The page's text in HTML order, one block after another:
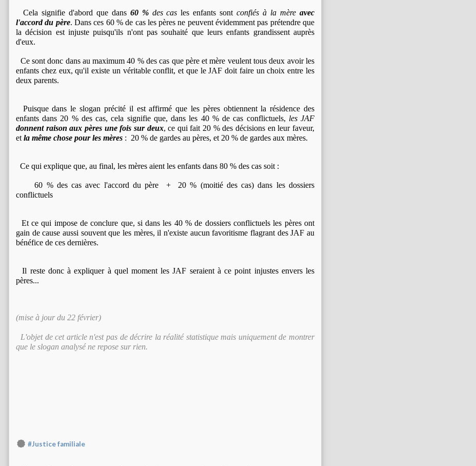
Cela signifie d'abord que dans 60 %des cas les enfants sontconfiés à la mèreavec
l'accord du père. Dans ces 60 % de cas les pères ne peuvent évidemment pas prétendre que
la décision est injuste puisqu'ils n'ont pas souhaité que leurs enfants grandissent auprès
d'eux.
Ce sont donc dans au maximum 40 % des cas que père et mère veulent tous deux avoir les
enfants chez eux, qu'il existe un véritable conflit, et que le JAF doit faire un choix entre les
deux parents.
Puisque dans le slogan précité il est affirmé que les pères obtiennent la résidence des
enfants dans 20 % des cas, cela signifie que, dans les 40 % de cas conflictuels, les JAF
donnent raison aux pères une fois sur deux, ce qui fait 20 % des décisions en leur faveur,
et la même chose pour les mères : 20 % de gardes au pères, et 20 % de gardes aux mères.
Ce qui explique que, au final, les mères aient les enfants dans 80 % des cas soit :
60 % des cas avec l'accord du père + 20 % (moitié des cas) dans les dossiers
conflictuels
Et ce qui impose de conclure que, si dans les 40 % de dossiers conflictuels les pères ont
gain de cause aussi souvent que les mères, il n'existe aucun favoritisme flagrant des JAF au
bénéfice de ces dernières.
Il reste donc à expliquer à quel moment les JAF seraient à ce point injustes envers les
pères...
(mise à jour du 22 février)
L'objet de cet article n'est pas de décrire la réalité statistique mais uniquement de montrer
que le slogan analysé ne repose sur rien.
#Justice familiale